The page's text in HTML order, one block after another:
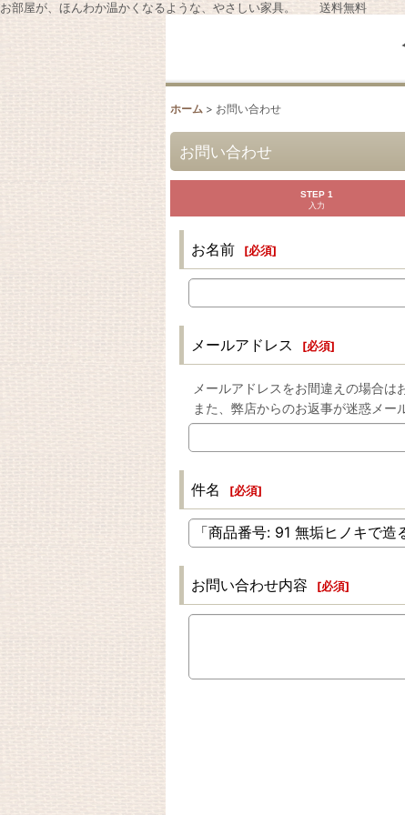
お部屋が、ほんわか温かくなるような、やさしい家具。 送料無料
ホーム > お問い合わせ
お問い合わせ
STEP 1
入力
お名前 [必須]
メールアドレス [必須]
メールアドレスをお間違えの場合は
また、弊店からのお返事が迷惑メー
件名 [必須]
お問い合わせ内容 [必須]